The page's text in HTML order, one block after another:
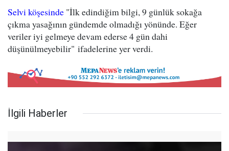
Selvi köşesinde "İlk edindiğim bilgi, 9 günlük sokağa
çıkma yasağının gündemde olmadığı yönünde. Eğer
veriler iyi gelmeye devam ederse 4 gün dahi
düşünülmeyebilir" ifadelerine yer verdi.
İlgili Haberler